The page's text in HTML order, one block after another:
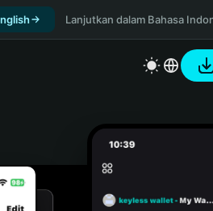
Lanjutkan dalam Bahasa